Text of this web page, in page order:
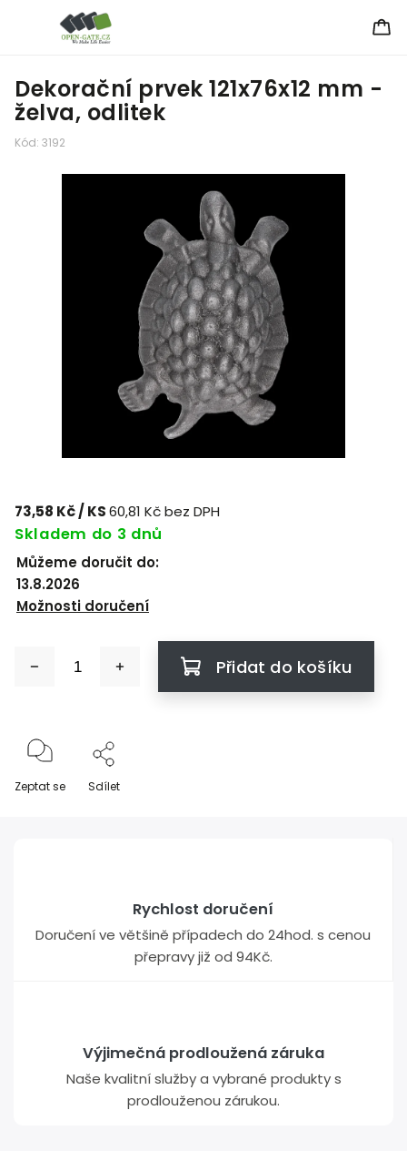
Dekorační prvek 121x76x12 mm -
želva, odlitek
Kód: 3192
73,58 Kč/ KS60,81 Kč bez DPH
Skladem do 3 dnů
Můžeme doručit do:
13.8.2026
Možnosti doručení
Přidat do košíku
Zeptat se Sdílet
Rychlost doručení
Doručení ve většině případech do 24hod. s cenou
přepravy již od 94Kč.
Výjimečná prodloužená záruka
Naše kvalitní služby a vybrané produkty s
prodlouženou zárukou.